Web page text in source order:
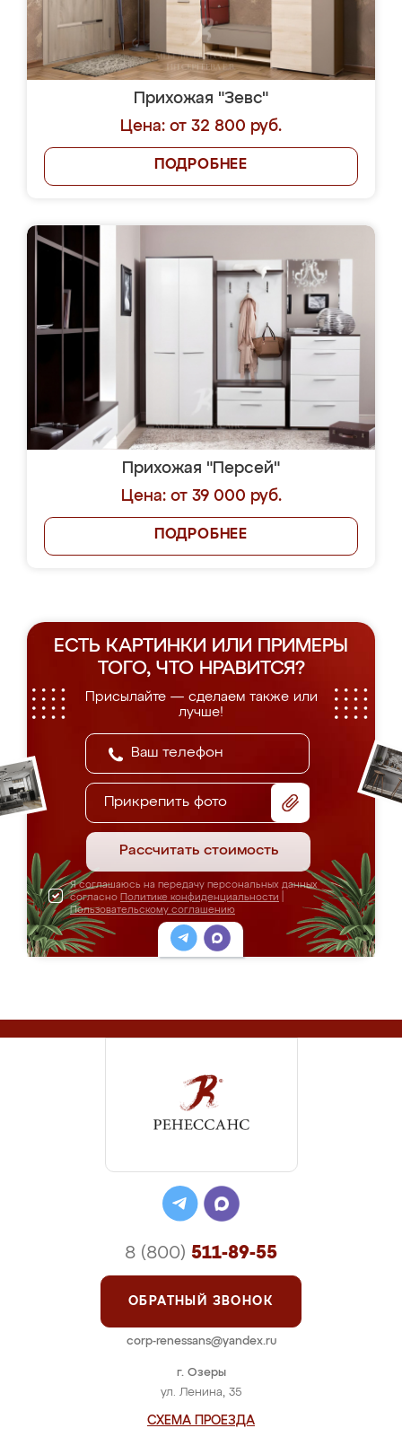
Прихожая "Зевс"
Цена: от 32 800 руб.
ПОДРОБНЕЕ
Прихожая "Персей"
Цена: от 39 000 руб.
ПОДРОБНЕЕ
ЕСТЬ КАРТИНКИ ИЛИ ПРИМЕРЫ
ТОГО, ЧТО НРАВИТСЯ?
Присылайте — сделаем также или
лучше!
Прикрепить фото
Рассчитать стоимость
Я соглашаюсь на передачу персональных данных
согласно Политике конфиденциальности
Пользовательскому соглашению
г. Озеры
ул. Ленина, 35
СХЕМА ПРОЕЗДА
8 (800) 511-89-55
ОБРАТНЫЙ ЗВОНОК
corp-renessans@yandex.ru